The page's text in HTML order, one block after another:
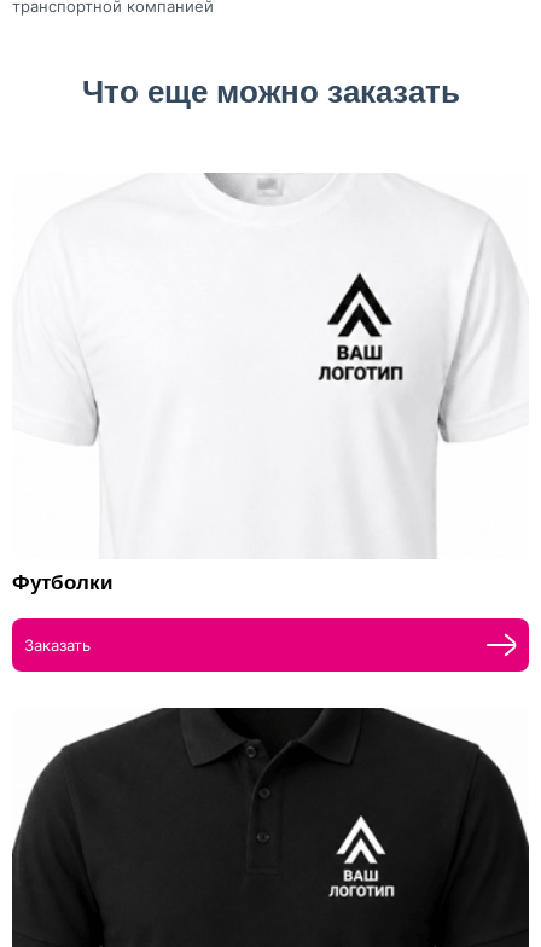
транспортной компанией
Что еще можно заказать
Футболки
Заказать